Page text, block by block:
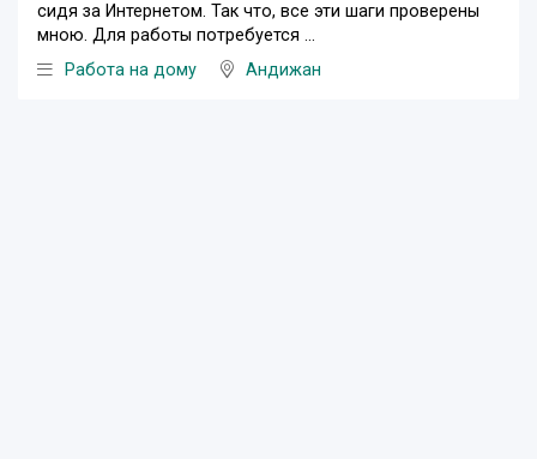
сидя за Интернетом. Так что, все эти шаги проверены
мною. Для работы потребуется ...
Работа на дому
Андижан